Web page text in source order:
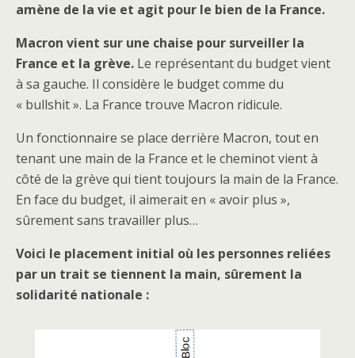
amène de la vie et agit pour le bien de la France.
Macron vient sur une chaise pour surveiller la
France et la grève. Le représentant du budget vient
à sa gauche. Il considère le budget comme du
« bullshit ». La France trouve Macron ridicule.
Un fonctionnaire se place derrière Macron, tout en
tenant une main de la France et le cheminot vient à
côté de la grève qui tient toujours la main de la France.
En face du budget, il aimerait en « avoir plus »,
sûrement sans travailler plus…
Voici le placement initial où les personnes reliées
par un trait se tiennent la main, sûrement la
solidarité nationale :